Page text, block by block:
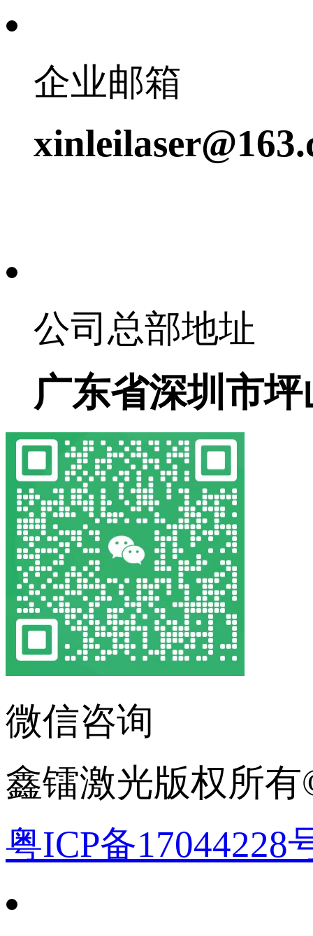
企业邮箱
公司总部地址
广东省深圳市
微信咨询
鑫镭激光版权所有
粤ICP备17044228